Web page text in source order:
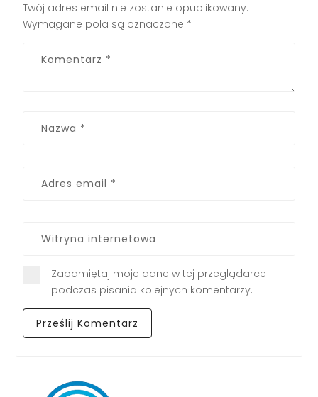
Twój adres email nie zostanie opublikowany.
Wymagane pola są oznaczone *
Zapamiętaj moje dane w tej przeglądarce
podczas pisania kolejnych komentarzy.